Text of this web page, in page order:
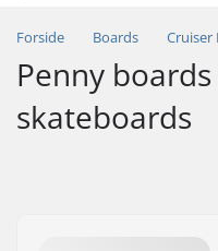
Forside Boards Cruiser
Penny
skateboards